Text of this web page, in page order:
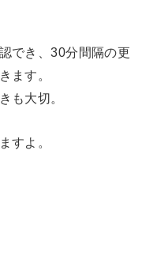
でき、30分間隔の更
ます。
も大切。
すよ。